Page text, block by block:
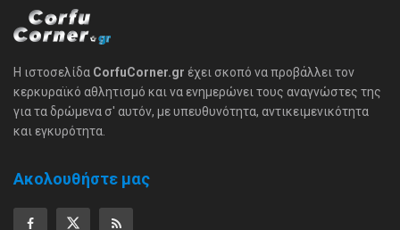
Η ιστοσελίδα CorfuCorner.gr έχει σκοπό να προβάλλει τον
κερκυραϊκό αθλητισμό και να ενημερώνει τους αναγνώστες της
για τα δρώμενα σ' αυτόν, με υπευθυνότητα, αντικειμενικότητα
και εγκυρότητα.
Ακολουθήστε μας